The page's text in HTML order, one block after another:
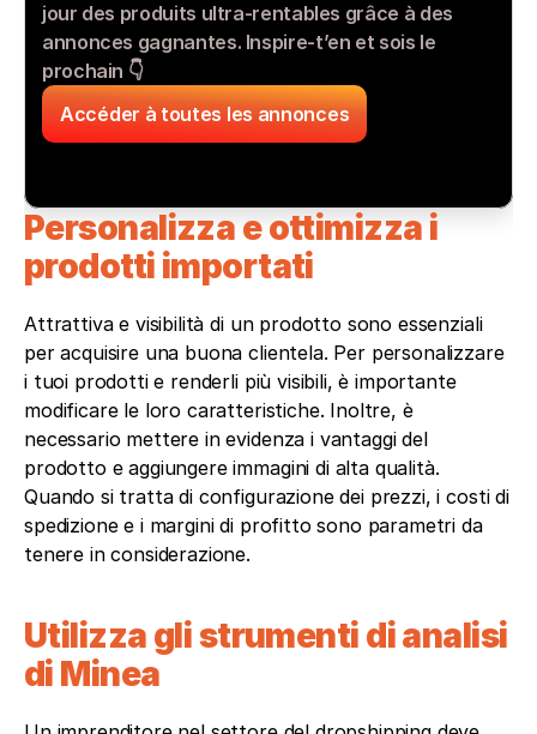
jour des produits ultra-rentables grâce à des
annonces gagnantes. Inspire-t’en et sois le
prochain 👇
Accéder à toutes les annonces
Personalizza e ottimizza i
prodotti importati
Attrattiva e visibilità di un prodotto sono essenziali
per acquisire una buona clientela. Per personalizzare
i tuoi prodotti e renderli più visibili, è importante
modificare le loro caratteristiche. Inoltre, è
necessario mettere in evidenza i vantaggi del
prodotto e aggiungere immagini di alta qualità.
Quando si tratta di configurazione dei prezzi, i costi di
spedizione e i margini di profitto sono parametri da
tenere in considerazione.
Utilizza gli strumenti di analisi
di Minea